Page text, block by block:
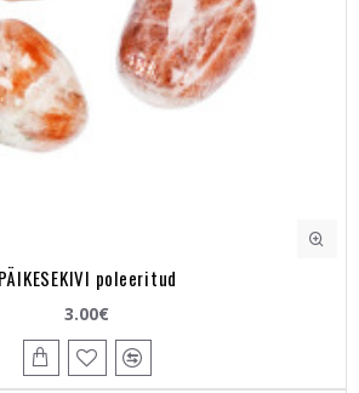
PÄIKESEKIVI poleeritud
3.00€